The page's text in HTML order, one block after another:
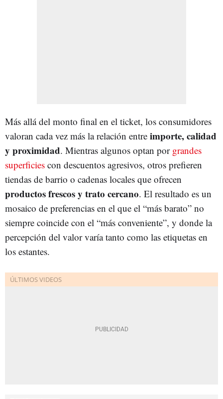
Más allá del monto final en el ticket, los consumidores
valoran cada vez más la relación entre importe, calidad
y proximidad. Mientras algunos optan por grandes
superficies con descuentos agresivos, otros prefieren
tiendas de barrio o cadenas locales que ofrecen
productos frescos y trato cercano. El resultado es un
mosaico de preferencias en el que el “más barato” no
siempre coincide con el “más conveniente”, y donde la
percepción del valor varía tanto como las etiquetas en
los estantes.